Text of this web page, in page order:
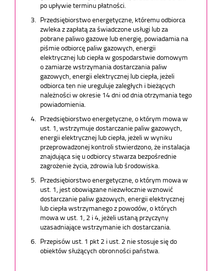
po upływie terminu płatności.
Przedsiębiorstwo energetyczne, któremu odbiorca
zwleka z zapłatą za świadczone usługi lub za
pobrane paliwo gazowe lub energię, powiadamia na
piśmie odbiorcę paliw gazowych, energii
elektrycznej lub ciepła w gospodarstwie domowym
o zamiarze wstrzymania dostarczania paliw
gazowych, energii elektrycznej lub ciepła, jeżeli
odbiorca ten nie ureguluje zaległych i bieżących
należności w okresie 14 dni od dnia otrzymania tego
powiadomienia.
Przedsiębiorstwo energetyczne, o którym mowa w
ust. 1, wstrzymuje dostarczanie paliw gazowych,
energii elektrycznej lub ciepła, jeżeli w wyniku
przeprowadzonej kontroli stwierdzono, że instalacja
znajdująca się u odbiorcy stwarza bezpośrednie
zagrożenie życia, zdrowia lub środowiska.
Przedsiębiorstwo energetyczne, o którym mowa w
ust. 1, jest obowiązane niezwłocznie wznowić
dostarczanie paliw gazowych, energii elektrycznej
lub ciepła wstrzymanego z powodów, o których
mowa w ust. 1, 2 i 4, jeżeli ustaną przyczyny
uzasadniające wstrzymanie ich dostarczania.
Przepisów ust. 1 pkt 2 i ust. 2 nie stosuje się do
obiektów służących obronności państwa.